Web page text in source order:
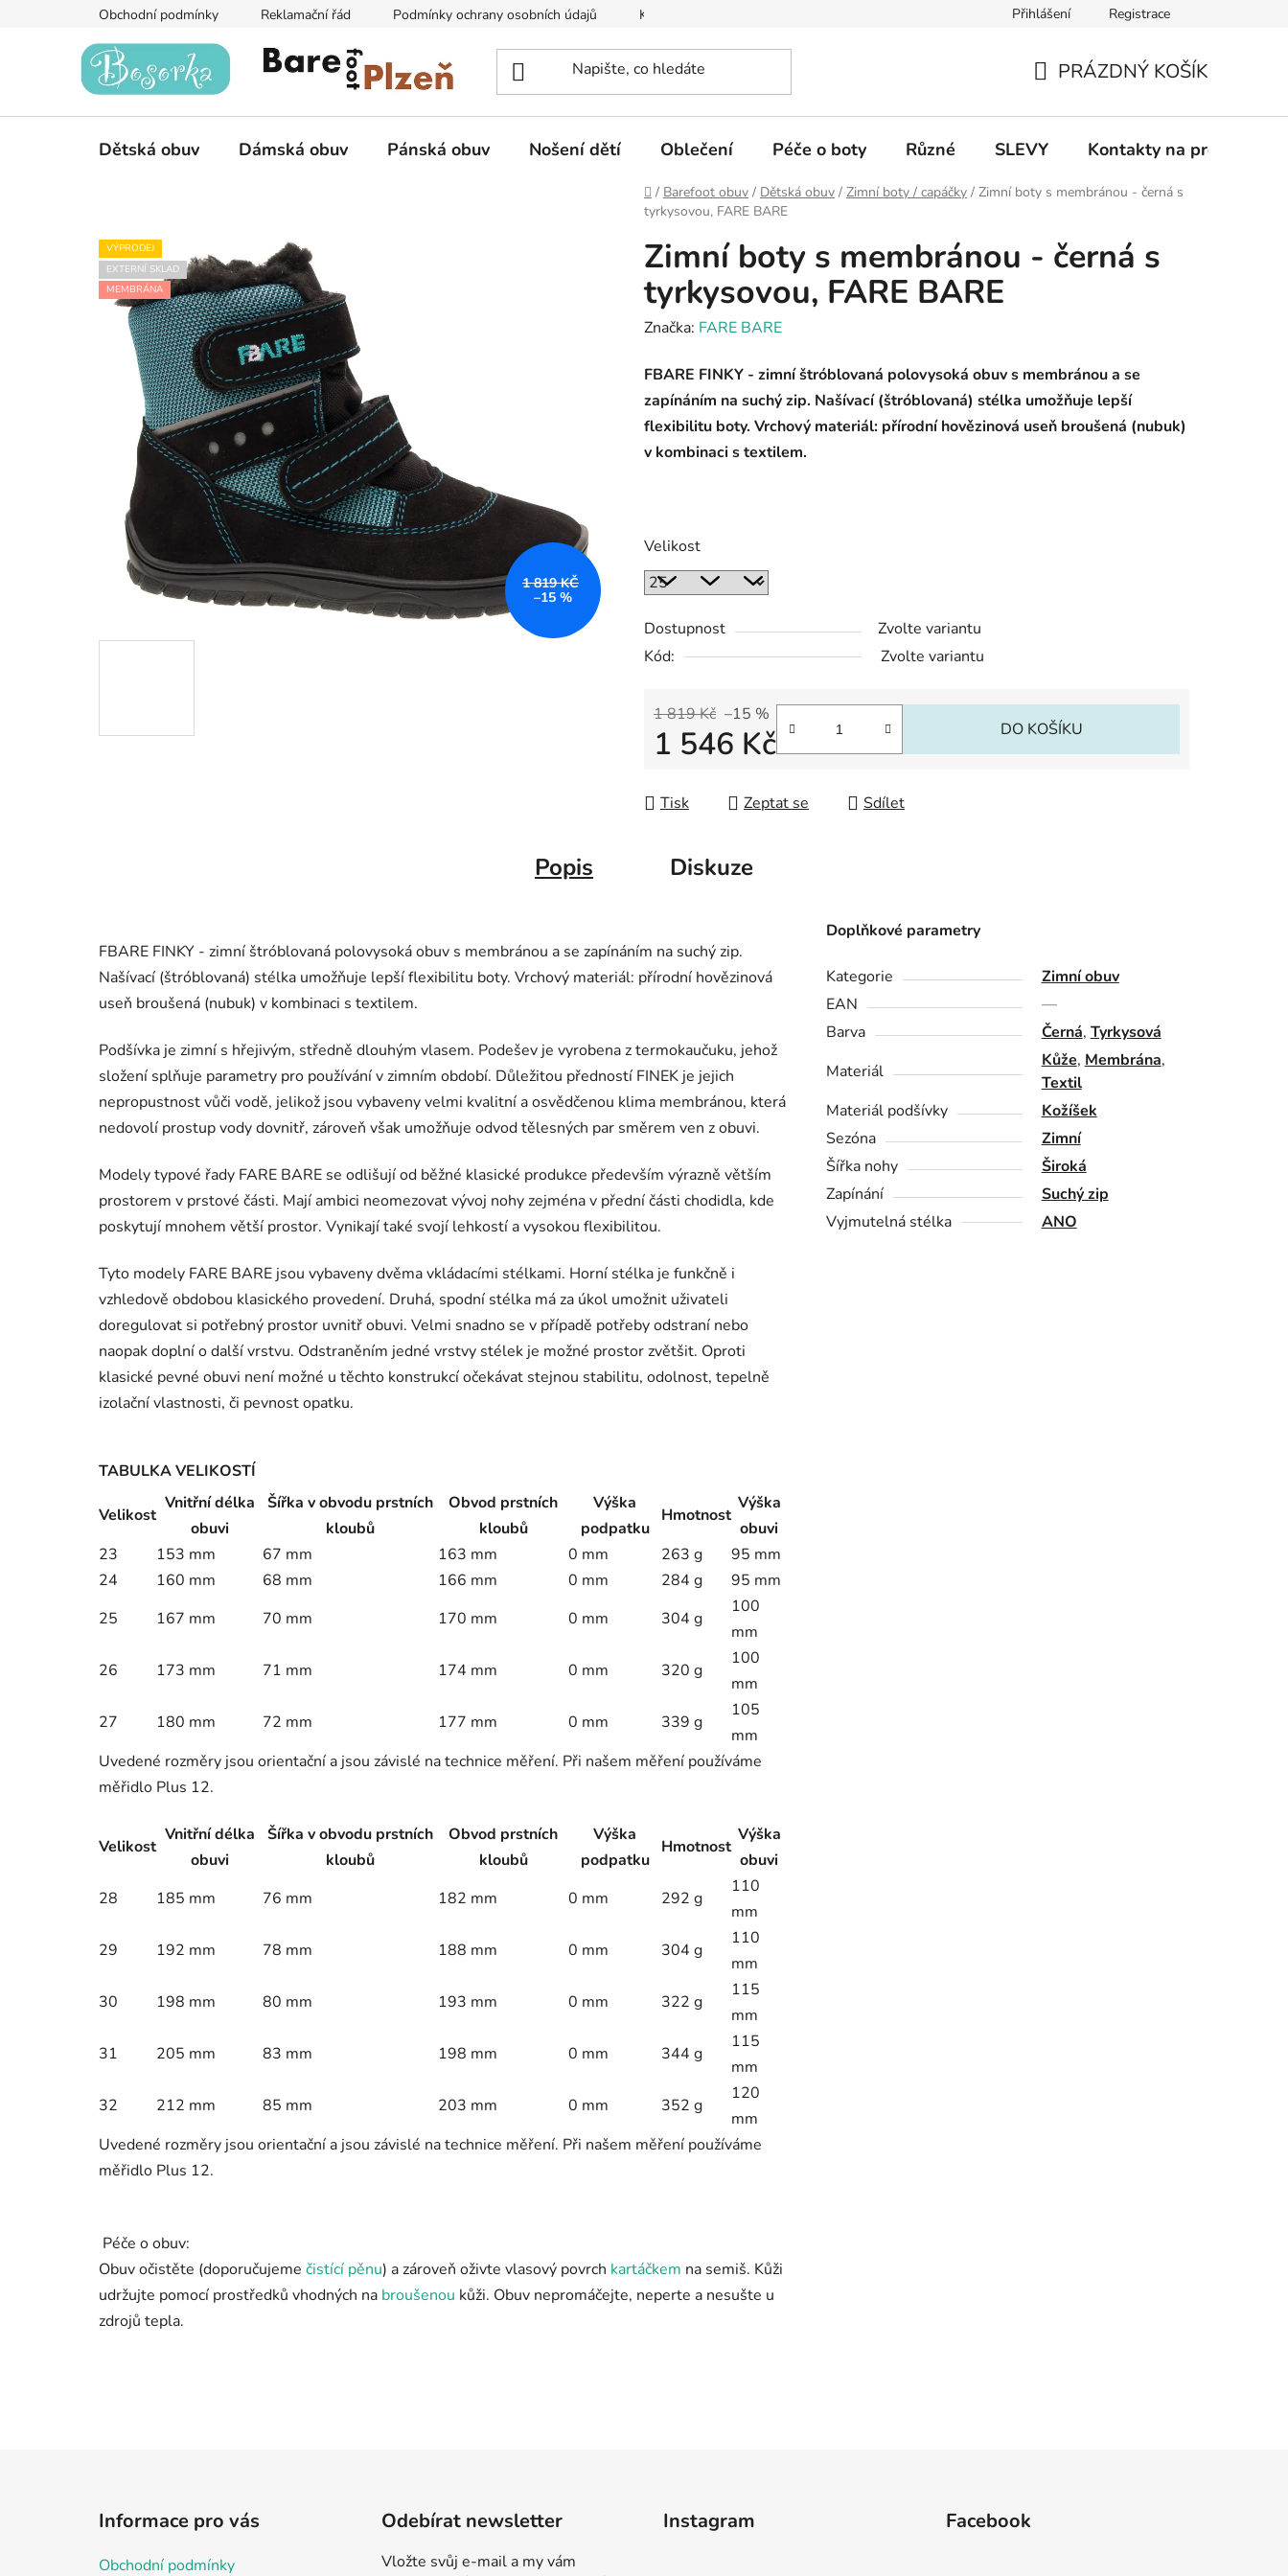
Obchodní podmínky Reklamační řád Podmínky ochrany osobních údajů Kontakty na prodejny Informace k on-line platbám Odstoupení od
Přihlášení Registrace
KOŠÍK
PRÁZDNÝ KOŠÍK
Dětská obuv Dámská obuv Pánská obuv Nošení dětí Oblečení Péče o boty Různé SLEVY Kontakty na prodejny
Domů
/ Barefoot obuv / Dětská obuv / Zimní boty / capáčky / Zimní boty s membránou - černá s
tyrkysovou, FARE BARE
Zimní boty s membránou - černá s
tyrkysovou, FARE BARE
Značka: FARE BARE
FBARE FINKY - zimní štróblovaná polovysoká obuv s membránou a se
zapínáním na suchý zip. Našívací (štróblovaná) stélka umožňuje lepší
flexibilitu boty. Vrchový materiál: přírodní hovězinová useň broušená (nubuk)
v kombinaci s textilem.
Velikost
Dostupnost
Zvolte variantu
Kód:
Zvolte variantu
1 819 Kč –15 %
1 546 Kč DO KOŠÍKU
Tisk Zeptat se Sdílet
VÝPRODEJ
EXTERNÍ SKLAD
MEMBRÁNA
1 819 KČ
–15 %
Popis Diskuze
FBARE FINKY - zimní štróblovaná polovysoká obuv s membránou a se zapínáním na suchý zip.
Našívací (štróblovaná) stélka umožňuje lepší flexibilitu boty. Vrchový materiál: přírodní hovězinová
useň broušená (nubuk) v kombinaci s textilem.
Podšívka je zimní s hřejivým, středně dlouhým vlasem. Podešev je vyrobena z termokaučuku, jehož
složení splňuje parametry pro používání v zimním období. Důležitou předností FINEK je jejich
nepropustnost vůči vodě, jelikož jsou vybaveny velmi kvalitní a osvědčenou klima membránou, která
nedovolí prostup vody dovnitř, zároveň však umožňuje odvod tělesných par směrem ven z obuvi.
Modely typové řady FARE BARE se odlišují od běžné klasické produkce především výrazně větším
prostorem v prstové části. Mají ambici neomezovat vývoj nohy zejména v přední části chodidla, kde
poskytují mnohem větší prostor. Vynikají také svojí lehkostí a vysokou flexibilitou.
Tyto modely FARE BARE jsou vybaveny dvěma vkládacími stélkami. Horní stélka je funkčně i
vzhledově obdobou klasického provedení. Druhá, spodní stélka má za úkol umožnit uživateli
doregulovat si potřebný prostor uvnitř obuvi. Velmi snadno se v případě potřeby odstraní nebo
naopak doplní o další vrstvu. Odstraněním jedné vrstvy stélek je možné prostor zvětšit. Oproti
klasické pevné obuvi není možné u těchto konstrukcí očekávat stejnou stabilitu, odolnost, tepelně
izolační vlastnosti, či pevnost opatku.
TABULKA VELIKOSTÍ
Velikost
Vnitřní délka
obuvi
Šířka v obvodu prstních
kloubů
Obvod prstních
kloubů
Výška
podpatku
Hmotnost
Výška
obuvi
23
153 mm 67 mm 163 mm 0 mm 263 g
95 mm
24
160 mm 68 mm 166 mm 0 mm 284 g
95 mm
25
167 mm 70 mm 170 mm 0 mm 304 g
100
mm
26
173 mm 71 mm 174 mm 0 mm 320 g
100
mm
27
180 mm 72 mm 177 mm 0 mm 339 g
105
mm
Uvedené rozměry jsou orientační a jsou závislé na technice měření. Při našem měření používáme
měřidlo Plus 12.
Velikost
Vnitřní délka
obuvi
Šířka v obvodu prstních
kloubů
Obvod prstních
kloubů
Výška
podpatku
Hmotnost
Výška
obuvi
28
185 mm 76 mm 182 mm 0 mm 292 g
110
mm
29
192 mm 78 mm 188 mm 0 mm 304 g
110
mm
30
198 mm 80 mm 193 mm 0 mm 322 g
115
mm
31
205 mm 83 mm 198 mm 0 mm 344 g
115
mm
32
212 mm 85 mm 203 mm 0 mm 352 g
120
mm
Uvedené rozměry jsou orientační a jsou závislé na technice měření. Při našem měření používáme
měřidlo Plus 12.
Péče o obuv:
Obuv očistěte (doporučujeme čistící pěnu) a zároveň oživte vlasový povrch kartáčkem na semiš. Kůži
udržujte pomocí prostředků vhodných na broušenou kůži. Obuv nepromáčejte, neperte a nesušte u
zdrojů tepla.
Doplňkové parametry
Kategorie
Zimní obuv
EAN
—
Barva
Černá, Tyrkysová
Materiál
Kůže, Membrána,
Textil
Materiál podšívky
Kožíšek
Sezóna
Zimní
Šířka nohy
Široká
Zapínání
Suchý zip
Vyjmutelná stélka
ANO
Informace pro vás
Obchodní podmínky
Odebírat newsletter
Vložte svůj e-mail a my vám
Instagram Facebook